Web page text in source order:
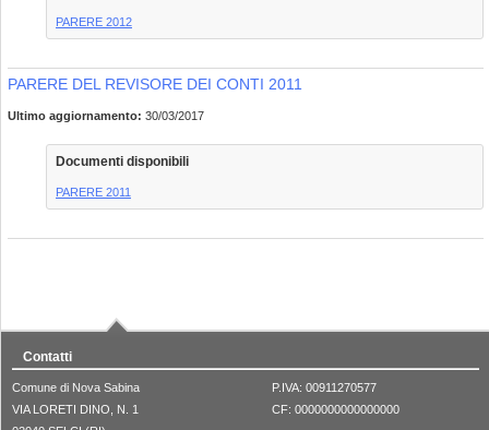
PARERE 2012
PARERE DEL REVISORE DEI CONTI 2011
Ultimo aggiornamento: 30/03/2017
Documenti disponibili
PARERE 2011
Contatti
Comune di Nova Sabina
VIA LORETI DINO, N. 1
P.IVA: 00911270577
CF: 0000000000000000